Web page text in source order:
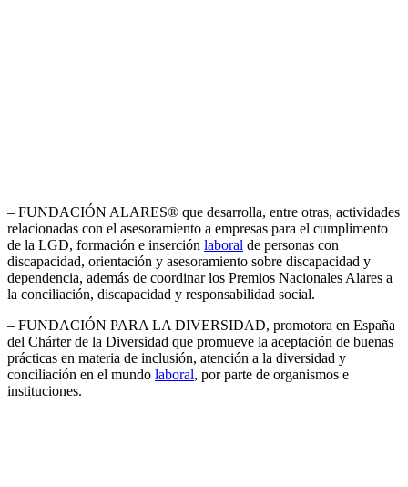
– FUNDACIÓN ALARES® que desarrolla, entre otras, actividades
relacionadas con el asesoramiento a empresas para el cumplimento
de la LGD, formación e inserción laboral de personas con
discapacidad, orientación y asesoramiento sobre discapacidad y
dependencia, además de coordinar los Premios Nacionales Alares a
la conciliación, discapacidad y responsabilidad social.
– FUNDACIÓN PARA LA DIVERSIDAD, promotora en España
del Chárter de la Diversidad que promueve la aceptación de buenas
prácticas en materia de inclusión, atención a la diversidad y
conciliación en el mundo laboral, por parte de organismos e
instituciones.